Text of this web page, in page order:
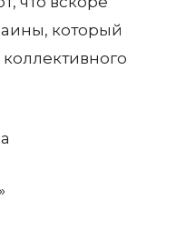
который
коллективного